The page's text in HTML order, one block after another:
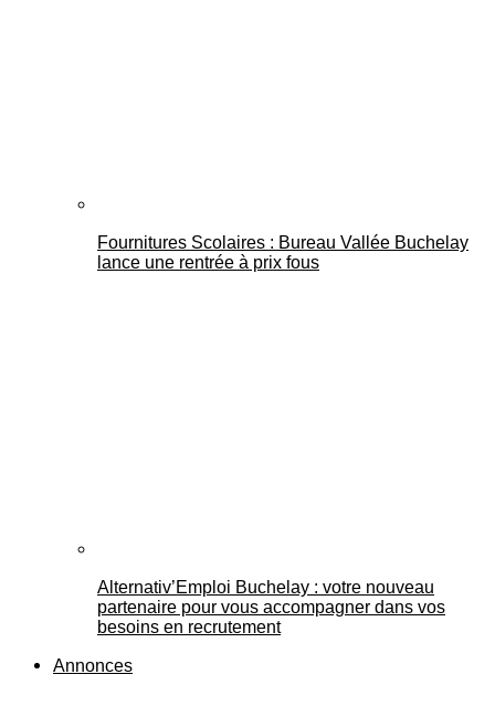
Fournitures Scolaires : Bureau Vallée Buchelay
lance une rentrée à prix fous
Alternativ’Emploi Buchelay : votre nouveau
partenaire pour vous accompagner dans vos
besoins en recrutement
Annonces